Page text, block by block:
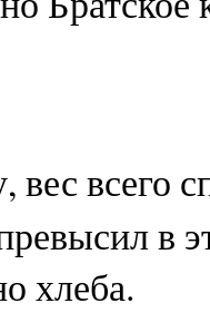
всего
в
хлеба.